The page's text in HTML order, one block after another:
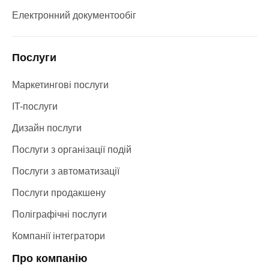
Електронний документообіг
Послуги
Маркетингові послуги
IT-послуги
Дизайн послуги
Послуги з організації подій
Послуги з автоматизації
Послуги продакшену
Поліграфічні послуги
Компанії інтегратори
Про компанію